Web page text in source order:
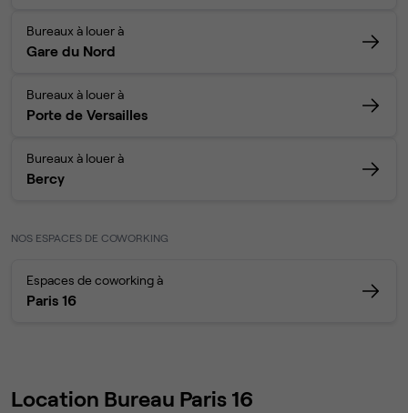
Bureaux à louer à
Gare du Nord
Bureaux à louer à
Porte de Versailles
Bureaux à louer à
Bercy
NOS ESPACES DE COWORKING
Espaces de coworking à
Paris 16
Location Bureau Paris 16